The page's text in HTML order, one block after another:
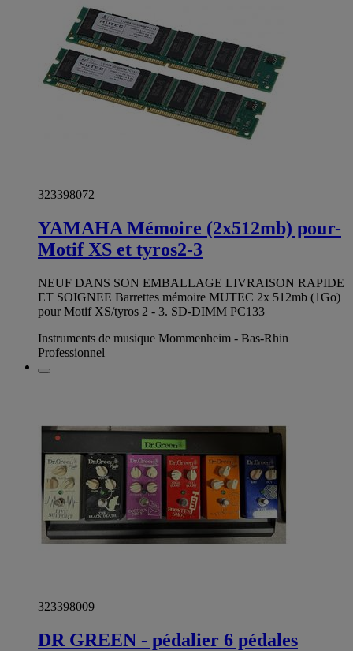
323398072
YAMAHA Mémoire (2x512mb) pour-
Motif XS et tyros2-3
NEUF DANS SON EMBALLAGE LIVRAISON RAPIDE
ET SOIGNEE Barrettes mémoire MUTEC 2x 512mb (1Go)
pour Motif XS/tyros 2 - 3. SD-DIMM PC133
Instruments de musique Mommenheim - Bas-Rhin
Professionnel
323398009
DR GREEN - pédalier 6 pédales